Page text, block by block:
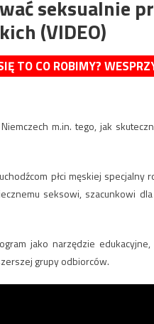
seksualnie
(VIDEO)
TO CO ROBIMY?
m.in. tego, jak
płci męskiej specjalny
seksowi, szacunkowi
jako narzędzie
grupy odbiorców.